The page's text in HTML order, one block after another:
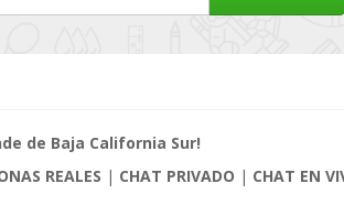
de Baja California Sur!
REALES | CHAT PRIVADO | CHAT EN